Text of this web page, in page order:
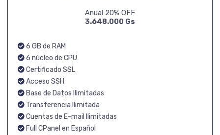
Anual 20% OFF
3.648.000 Gs
6 GB de RAM
6 núcleo de CPU
Certificado SSL
Acceso SSH
Base de Datos Ilimitadas
Transferencia Ilimitada
Cuentas de E-mail Ilimitadas
Full CPanel en Español